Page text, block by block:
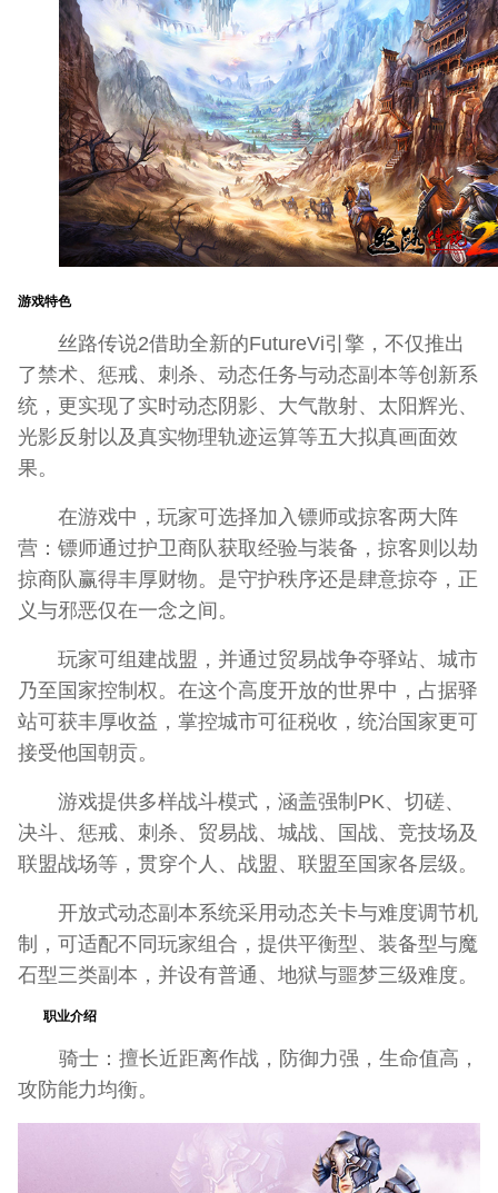
游戏特色
丝路传说2借助全新的FutureVi引擎，不仅推出
了禁术、惩戒、刺杀、动态任务与动态副本等创新系
统，更实现了实时动态阴影、大气散射、太阳辉光、
光影反射以及真实物理轨迹运算等五大拟真画面效
果。
在游戏中，玩家可选择加入镖师或掠客两大阵
营：镖师通过护卫商队获取经验与装备，掠客则以劫
掠商队赢得丰厚财物。是守护秩序还是肆意掠夺，正
义与邪恶仅在一念之间。
玩家可组建战盟，并通过贸易战争夺驿站、城市
乃至国家控制权。在这个高度开放的世界中，占据驿
站可获丰厚收益，掌控城市可征税收，统治国家更可
接受他国朝贡。
游戏提供多样战斗模式，涵盖强制PK、切磋、
决斗、惩戒、刺杀、贸易战、城战、国战、竞技场及
联盟战场等，贯穿个人、战盟、联盟至国家各层级。
开放式动态副本系统采用动态关卡与难度调节机
制，可适配不同玩家组合，提供平衡型、装备型与魔
石型三类副本，并设有普通、地狱与噩梦三级难度。
职业介绍
骑士：擅长近距离作战，防御力强，生命值高，
攻防能力均衡。